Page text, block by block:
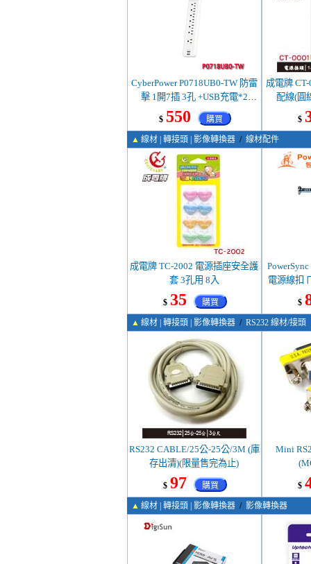
CyberPower P0718UB0-TW 防雷
擊 1開7插 3孔 +USB充電*2
1.8M(6呎) 電源延長線(特價，售
完調漲)
$ 550 購買
成電牌
配線(圓
$
▲ 線材 | 轉接頭 | 影像轉換器 / 線材配件
成電牌 TC-2002 電源插座安全護
套 3孔用 8入
$ 35 購買
電源線扣
$
▲ 線材 | 轉接頭 | 影像轉換器 / RS232 線材/接頭
RS232 CABLE/25公-25公/3M (庫
存出清)(限量售完為止)
$ 97 購買
Mini
$
▲ 線材 | 轉接頭 | 影像轉換器 / 影像轉換器